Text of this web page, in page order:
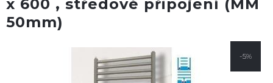
x 600 , středové připojení (MM
50mm)
-5%